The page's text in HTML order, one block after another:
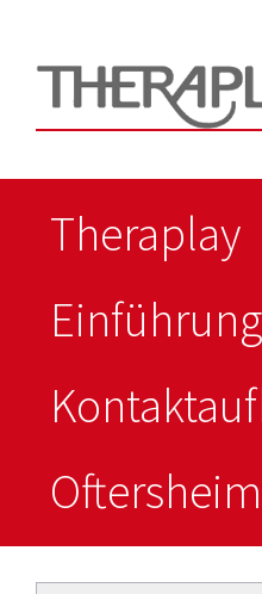
springen
Theraplay
Oftersheim